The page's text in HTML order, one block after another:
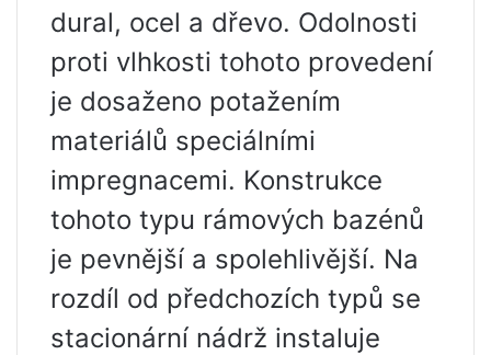
dural, ocel a dřevo. Odolnosti
proti vlhkosti tohoto provedení
je dosaženo potažením
materiálů speciálními
impregnacemi. Konstrukce
tohoto typu rámových bazénů
je pevnější a spolehlivější. Na
rozdíl od předchozích typů se
stacionární nádrž instaluje